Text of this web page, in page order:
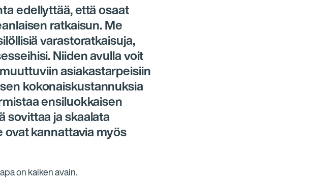
edellyttää, että osaat
ratkaisun. Me
varastoratkaisuja,
Niiden avulla voit
asiakastarpeisiin
kokonaiskustannuksia
ensiluokkaisen
sovittaa ja skaalata
kannattavia myös
on kaiken avain.